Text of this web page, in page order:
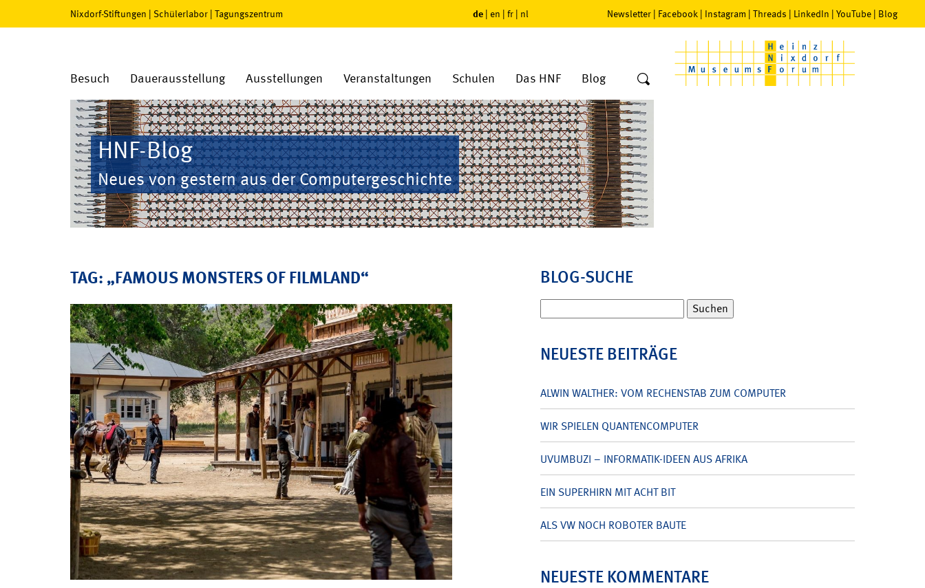
Nixdorf-Stiftungen | Schülerlabor | Tagungszentrum de | en | fr | nl Newsletter | Facebook | Instagram | Threads | LinkedIn | YouTube | Blog
Besuch Dauerausstellung Ausstellungen Veranstaltungen Schulen Das HNF Blog
HNF-Blog
Neues von gestern aus der Computergeschichte
TAG: „FAMOUS MONSTERS OF FILMLAND“ BLOG-SUCHE
nach:
NEUESTE BEITRÄGE
ALWIN WALTHER: VOM RECHENSTAB ZUM COMPUTER
WIR SPIELEN QUANTENCOMPUTER
UVUMBUZI – INFORMATIK-IDEEN AUS AFRIKA
EIN SUPERHIRN MIT ACHT BIT
ALS VW NOCH ROBOTER BAUTE
NEUESTE KOMMENTARE